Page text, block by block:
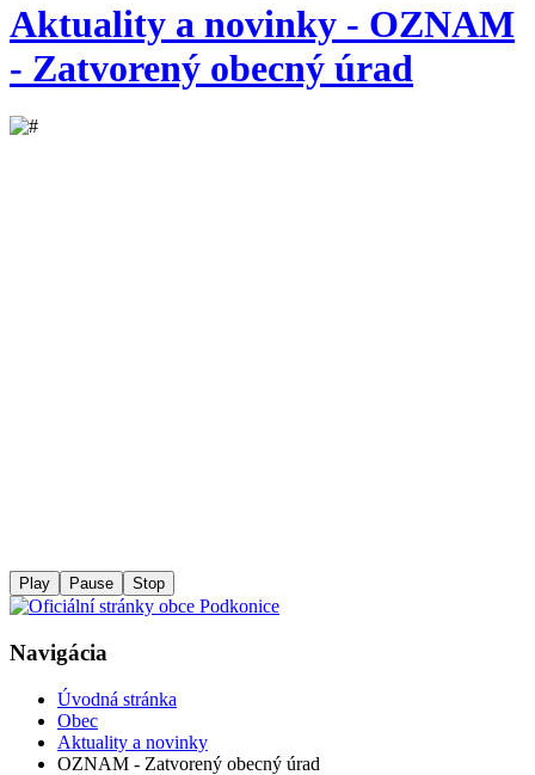
Aktuality a novinky - OZNAM
- Zatvorený obecný úrad
Play Pause Stop
Navigácia
Úvodná stránka
Obec
Aktuality a novinky
OZNAM - Zatvorený obecný úrad